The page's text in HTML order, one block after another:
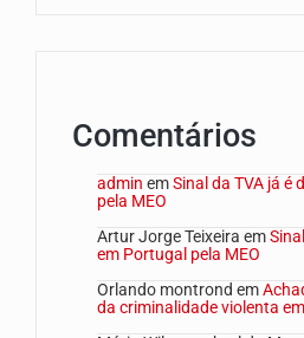
Comentários
admin emSinal da TVA já é
pela MEO
Artur Jorge Teixeira em
em Portugal pela MEO
Orlando montrond em
da criminalidade violenta